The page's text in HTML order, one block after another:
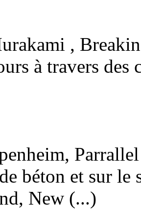
,
à travers des
béton et sur le
New (...)